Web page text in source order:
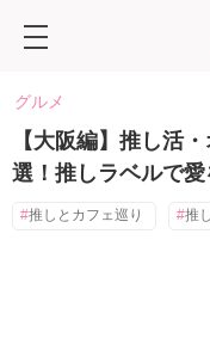
グルメ
【大阪編】推し活
選！推しラベルで
推しとカフェ巡り 推